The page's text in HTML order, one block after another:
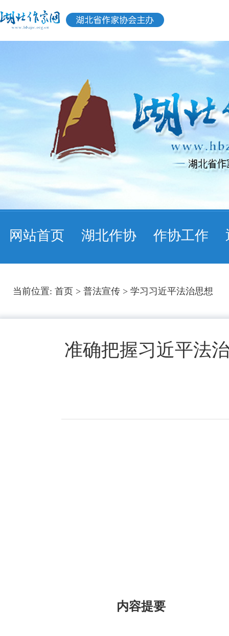
网站首页 湖北作协 作协工作
当前位置: 首页 > 普法宣传 > 学习习近平法治思想
准确把握习近平法
内容提要